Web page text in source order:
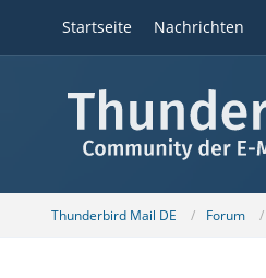
Startseite Nachrichten
Thunderbird Mail DE Forum